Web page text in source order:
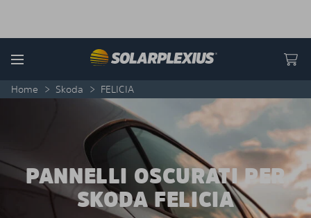
Menu
Home > Skoda > FELICIA
PANNELLI OSCURATI PER
SKODA FELICIA